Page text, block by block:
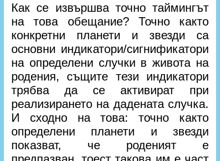
Как се извършва точно таймингът
на това обещание? Точно както
конкретни планети и звезди са
основни индикатори/сигнификатори
на определени случки в живота на
родения, същите тези индикатори
трябва да се активират при
реализирането на дадената случка.
И сходно на това: точно както
определени планети и звезди
показват, че роденият е